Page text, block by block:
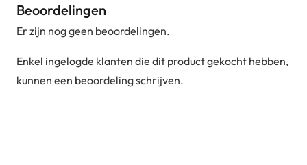
Beoordelingen
Er zijn nog geen beoordelingen.
Enkel ingelogde klanten die dit product gekocht hebben,
kunnen een beoordeling schrijven.